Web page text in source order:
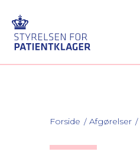
Forside Afgørelser